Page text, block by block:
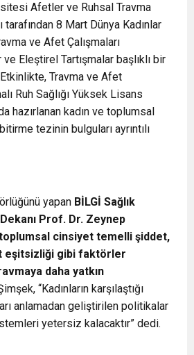
Afetler ve Ruhsal Travma
8 Mart Dünya Kadınlar
ve Afet Çalışmaları
Eleştirel Tartışmalar başlıklı bir
Travma ve Afet
Ruh Sağlığı Yüksek Lisans
hazırlanan kadın ve toplumsal
tezinin bulguları ayrıntılı
yapan BİLGİ Sağlık
Prof. Dr. Zeynep
cinsiyet temelli şiddet,
eşitsizliği gibi faktörler
daha yatkın
“Kadınların karşılaştığı
anlamadan geliştirilen politikalar
yetersiz kalacaktır” dedi.